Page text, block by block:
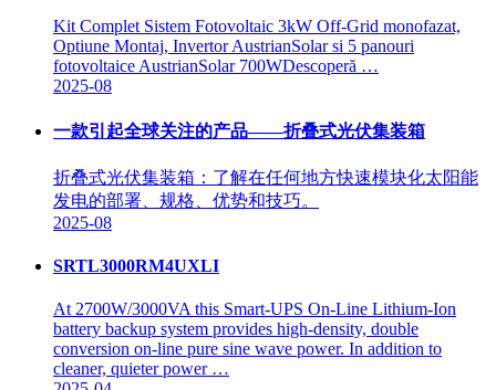
Kit Complet Sistem Fotovoltaic 3kW Off-Grid monofazat,
Optiune Montaj, Invertor AustrianSolar si 5 panouri
fotovoltaice AustrianSolar 700WDescoperă …
2025-08
一款引起全球关注的产品——折叠式光伏集装箱
折叠式光伏集装箱：了解在任何地方快速模块化太阳能
发电的部署、规格、优势和技巧。
2025-08
SRTL3000RM4UXLI
At 2700W/3000VA this Smart-UPS On-Line Lithium-Ion
battery backup system provides high-density, double
conversion on-line pure sine wave power. In addition to
cleaner, quieter power …